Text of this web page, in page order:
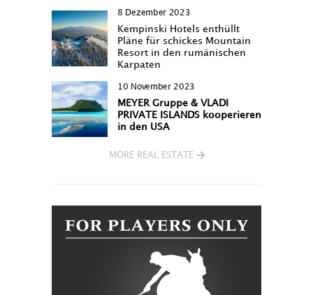
8 Dezember 2023
Kempinski Hotels enthüllt
Pläne für schickes Mountain
Resort in den rumänischen
Karpaten
10 November 2023
MEYER Gruppe & VLADI
PRIVATE ISLANDS kooperieren
in den USA
MORE REAL ESTATE